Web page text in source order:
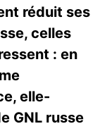
réduit ses
celles
: en
elle-
GNL russe